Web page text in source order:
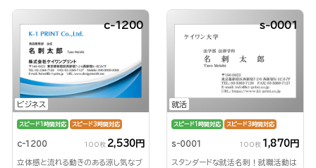
ビジネス
c-1200
スピード1時間対応 スピード3時間対応
c-1200 100枚 2,530円
立体感と流れる動きのある涼し気なブ
就活
s-0001
スピード1時間対応 スピード3時間対応
s-0001 100枚 1,870円
スタンダードな就活名刺！就職活動は